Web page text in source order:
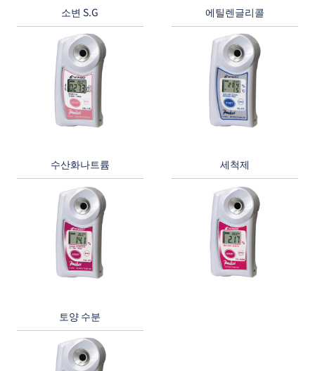
소변 S.G 에틸렌글리콜
수산화나트륨 세척제
토양 수분